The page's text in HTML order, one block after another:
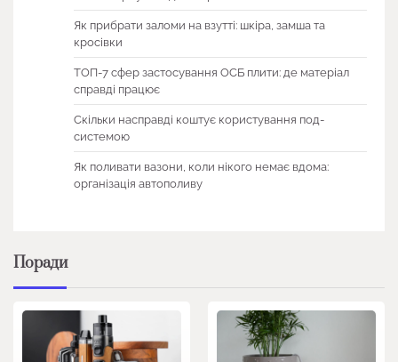
Як прибрати заломи на взутті: шкіра, замша та
кросівки
ТОП-7 сфер застосування ОСБ плити: де матеріал
справді працює
Скільки насправді коштує користування под-
системою
Як поливати вазони, коли нікого немає вдома:
організація автополиву
Поради